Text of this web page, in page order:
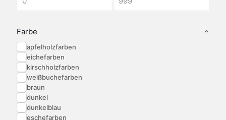
Farbe
apfelholzfarben
eichefarben
kirschholzfarben
weißbuchefarben
braun
dunkel
dunkelblau
eschefarben